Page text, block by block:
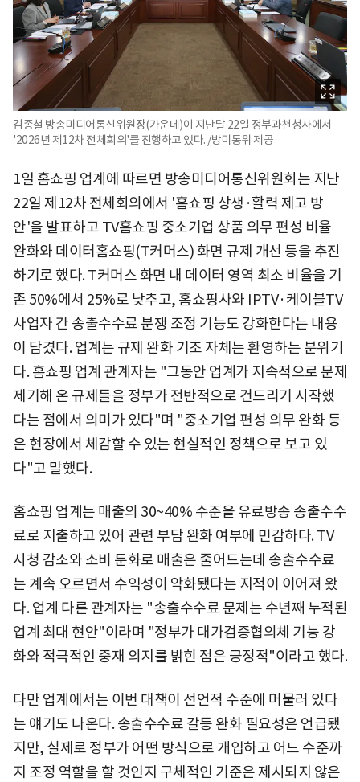
김종철 방송미디어통신위원장(가운데)이 지난달 22일 정부과천청사에서
'2026년 제12차 전체회의'를 진행하고 있다. /방미통위 제공
1일 홈쇼핑 업계에 따르면 방송미디어통신위원회는 지난
22일 제12차 전체회의에서 '홈쇼핑 상생·활력 제고 방
안'을 발표하고 TV홈쇼핑 중소기업 상품 의무 편성 비율
완화와 데이터홈쇼핑(T커머스) 화면 규제 개선 등을 추진
하기로 했다. T커머스 화면 내 데이터 영역 최소 비율을 기
존 50%에서 25%로 낮추고, 홈쇼핑사와 IPTV·케이블TV
사업자 간 송출수수료 분쟁 조정 기능도 강화한다는 내용
이 담겼다. 업계는 규제 완화 기조 자체는 환영하는 분위기
다. 홈쇼핑 업계 관계자는 "그동안 업계가 지속적으로 문제
제기해 온 규제들을 정부가 전반적으로 건드리기 시작했
다는 점에서 의미가 있다"며 "중소기업 편성 의무 완화 등
은 현장에서 체감할 수 있는 현실적인 정책으로 보고 있
다"고 말했다.
홈쇼핑 업계는 매출의 30~40% 수준을 유료방송 송출수수
료로 지출하고 있어 관련 부담 완화 여부에 민감하다. TV
시청 감소와 소비 둔화로 매출은 줄어드는데 송출수수료
는 계속 오르면서 수익성이 악화됐다는 지적이 이어져 왔
다. 업계 다른 관계자는 "송출수수료 문제는 수년째 누적된
업계 최대 현안"이라며 "정부가 대가검증협의체 기능 강
화와 적극적인 중재 의지를 밝힌 점은 긍정적"이라고 했다.
다만 업계에서는 이번 대책이 선언적 수준에 머물러 있다
는 얘기도 나온다. 송출수수료 갈등 완화 필요성은 언급됐
지만, 실제로 정부가 어떤 방식으로 개입하고 어느 수준까
지 조정 역할을 할 것인지 구체적인 기준은 제시되지 않은